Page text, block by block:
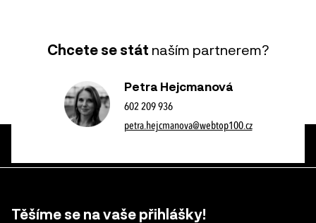
Chcete se stát naším partnerem?
Petra Hejcmanová
602 209 936
petra.hejcmanova@webtop100.cz
Těšíme se na vaše přihlášky!